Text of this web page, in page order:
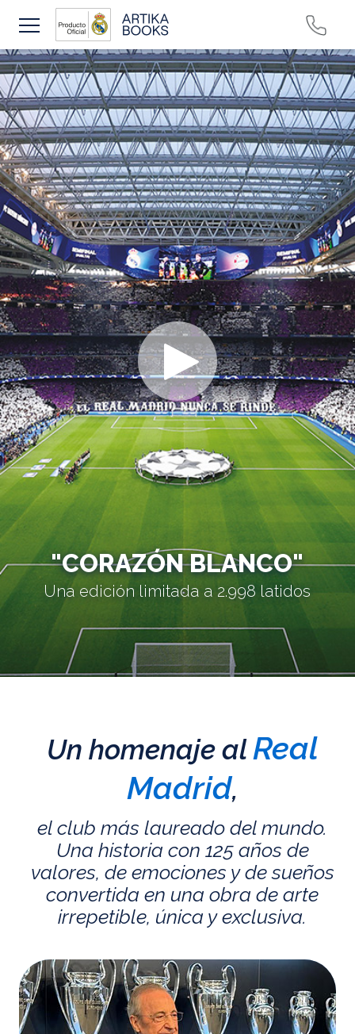
"CORAZÓN BLANCO"
Una edición limitada a 2.998 latidos
Un homenaje alReal
Madrid,
el club más laureado del mundo.
Una historia con 125 años de
valores, de emociones y de sueños
convertida en una obra de arte
irrepetible, única y exclusiva.